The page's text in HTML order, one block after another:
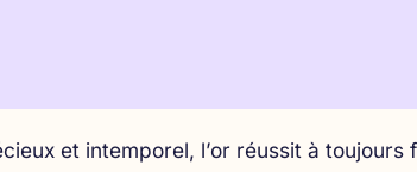
et intemporel, l’or réussit à